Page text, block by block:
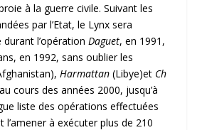
à la guerre civile. Suivant les
par l’Etat, le Lynx sera
l’opération Daguet, en 1991,
en 1992, sans oublier les
Harmattan(Libye)et Ch
au cours des années 2000, jusqu’à
liste des opérations effectuées
l’amener à exécuter plus de 210